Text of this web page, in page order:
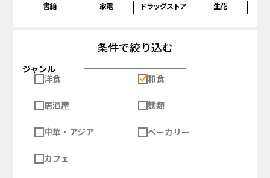
書籍
家電 ドラッグストア 生花
条件で絞り込む
ジャンル
洋食
和食
居酒屋 麺類
中華・アジア ベーカリー
カフェ